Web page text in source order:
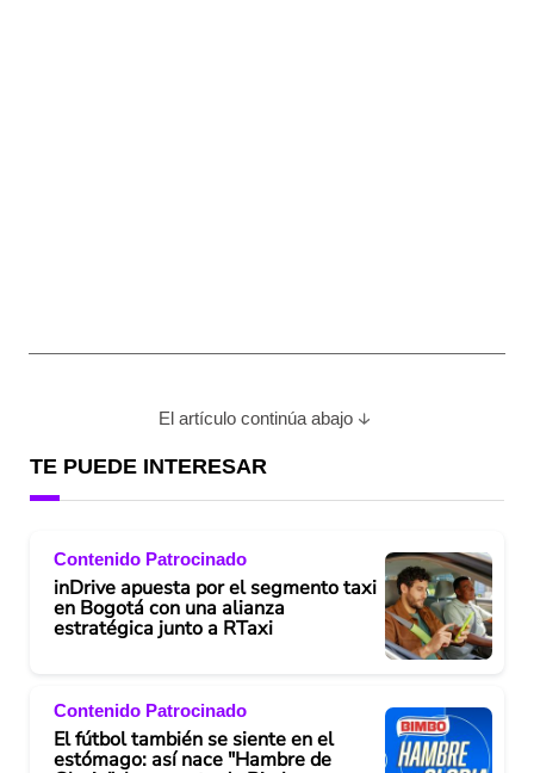
El artículo continúa abajo
TE PUEDE INTERESAR
Contenido Patrocinado
inDrive apuesta por el segmento taxi
en Bogotá con una alianza
estratégica junto a RTaxi
Contenido Patrocinado
El fútbol también se siente en el
estómago: así nace "Hambre de